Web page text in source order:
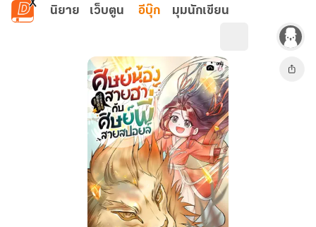
ข้ามไปยังเนื้อหาหลัก
นิยาย เว็บตูน อีบุ๊ก มุมนักเขียน